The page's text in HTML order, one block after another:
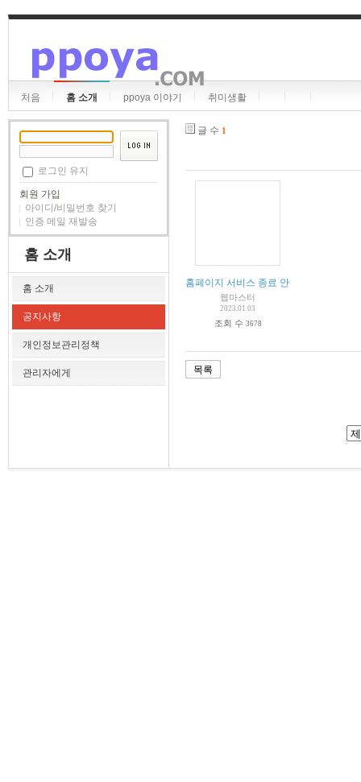
처음 홈 소개 ppoya 이야기 취미생활
로그인 유지
회원 가입
아이디/비밀번호 찾기
인증 메일 재발송
홈 소개
홈 소개
공지사항
개인정보관리정책
관리자에게
글 수 1
홈페이지 서비스 종료 안내
웹마스터
2023.01.03
조회 수 3678
목록